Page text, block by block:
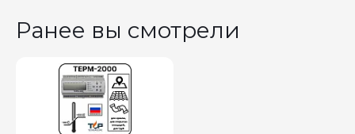
Ранее вы смотрели